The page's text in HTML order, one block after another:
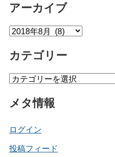
アーカイブ
ア
カ
ブ
カテゴリー
カ
ゴ
ー
メタ情報
ログイン
投稿フィード